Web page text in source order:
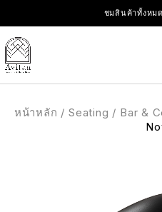
ชมสินค้าทั้งหมด
หน้าหลัก / Seating / Bar &